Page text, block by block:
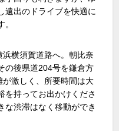
遠出のドライブを快適に
横須賀道路へ。朝比奈
の後県道204号を鎌倉方
激しく、所要時間は大
を持ってお出かけくださ
な渋滞はなく移動ができ